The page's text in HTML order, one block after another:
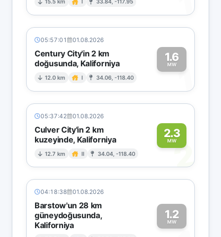
15.5 km I 33.84, -117.95
05:57:01 01.08.2026
Century City'in 2 km
doğusunda, Kaliforniya
12.0 km I 34.06, -118.40
1.6
MW1
05:37:42 01.08.2026
Culver City'in 2 km
kuzeyinde, Kaliforniya
12.7 km II 34.04, -118.40
2.3
MW2
04:18:38 01.08.2026
Barstow'un 28 km
güneydoğusunda,
Kaliforniya
1.2
MW